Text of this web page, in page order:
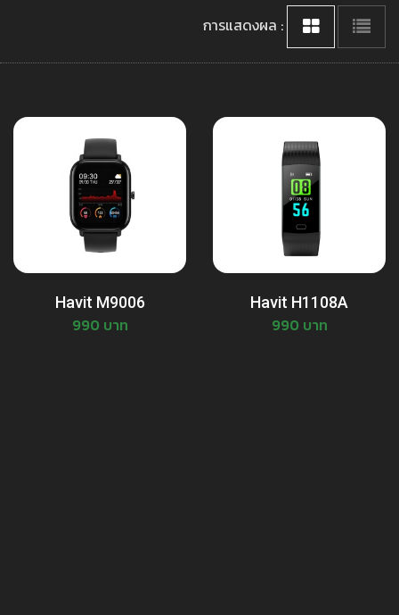
การแสดงผล :
Havit M9006
990 บาท
Havit H1108A
990 บาท